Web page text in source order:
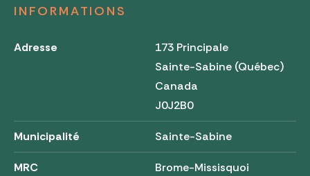
INFORMATIONS
Adresse
173 Principale
Sainte-Sabine (Québec)
Canada
J0J2B0
Municipalité Sainte-Sabine
MRC Brome-Missisquoi